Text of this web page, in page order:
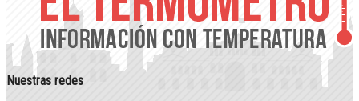
Nuestras redes